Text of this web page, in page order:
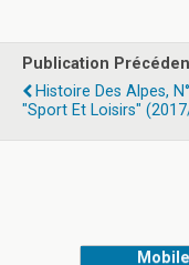
Publication
Histoire Des Alpes,
"Sport Et Loisirs"
Mobile